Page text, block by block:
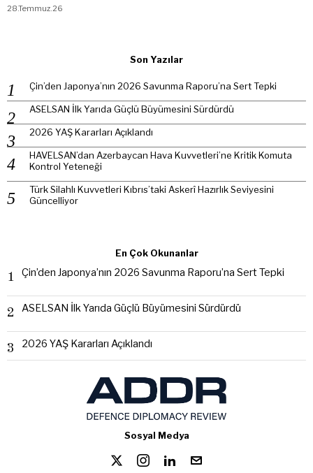
28.Temmuz.26
Son Yazılar
Çin’den Japonya’nın 2026 Savunma Raporu’na Sert Tepki
ASELSAN İlk Yarıda Güçlü Büyümesini Sürdürdü
2026 YAŞ Kararları Açıklandı
HAVELSAN’dan Azerbaycan Hava Kuvvetleri’ne Kritik Komuta
Kontrol Yeteneği
Türk Silahlı Kuvvetleri Kıbrıs’taki Askerî Hazırlık Seviyesini
Güncelliyor
En Çok Okunanlar
1 Çin’den Japonya’nın 2026 Savunma Raporu’na Sert Tepki
2 ASELSAN İlk Yarıda Güçlü Büyümesini Sürdürdü
3 2026 YAŞ Kararları Açıklandı
Sosyal Medya